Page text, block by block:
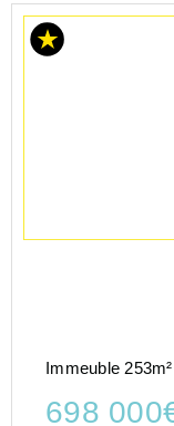
Immeuble
698